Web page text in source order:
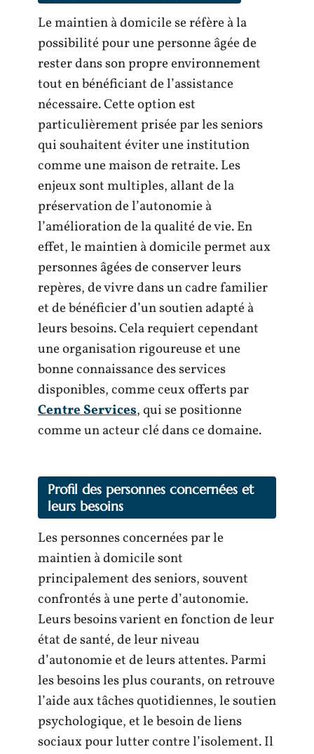
Le maintien à domicile se réfère à la
possibilité pour une personne âgée de
rester dans son propre environnement
tout en bénéficiant de l’assistance
nécessaire. Cette option est
particulièrement prisée par les seniors
qui souhaitent éviter une institution
comme une maison de retraite. Les
enjeux sont multiples, allant de la
préservation de l’autonomie à
l’amélioration de la qualité de vie. En
effet, le maintien à domicile permet aux
personnes âgées de conserver leurs
repères, de vivre dans un cadre familier
et de bénéficier d’un soutien adapté à
leurs besoins. Cela requiert cependant
une organisation rigoureuse et une
bonne connaissance des services
disponibles, comme ceux offerts par
Centre Services, qui se positionne
comme un acteur clé dans ce domaine.
Profil des personnes concernées et
leurs besoins
Les personnes concernées par le
maintien à domicile sont
principalement des seniors, souvent
confrontés à une perte d’autonomie.
Leurs besoins varient en fonction de leur
état de santé, de leur niveau
d’autonomie et de leurs attentes. Parmi
les besoins les plus courants, on retrouve
l’aide aux tâches quotidiennes, le soutien
psychologique, et le besoin de liens
sociaux pour lutter contre l’isolement. Il